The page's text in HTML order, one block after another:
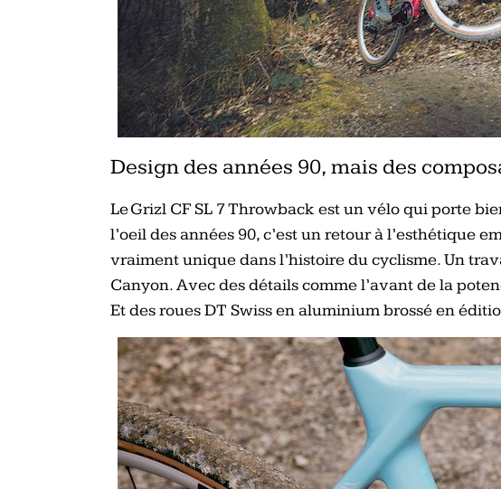
Design des années 90, mais des
Le Grizl CF SL 7 Throwback est un vélo qui porte
l’oeil des années 90, c’est un retour à l’esthétique
vraiment unique dans l’histoire du cyclisme. Un
Canyon. Avec des détails comme l’avant de la
Et des roues DT Swiss en aluminium brossé en